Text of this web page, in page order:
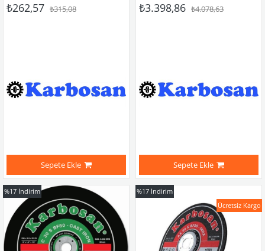
₺262,57 ₺315,08
Sepete Ekle
₺3.398,86 ₺4.078,63
Sepete Ekle
%17 İndirim %17 İndirim
Ücretsiz Kargo